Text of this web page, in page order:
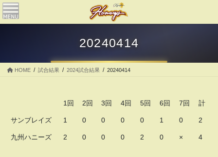
コ
ン
テ
ナ
ビ
ゲ
20240414
HOME 試合結果 2024試合結果 20240414
1回 2回 3回 4回 5回 6回 7回 計
サンブレイズ 1 0 0 0 0 1 0 2
九州ハニーズ 2 0 0 0 2 0 × 4